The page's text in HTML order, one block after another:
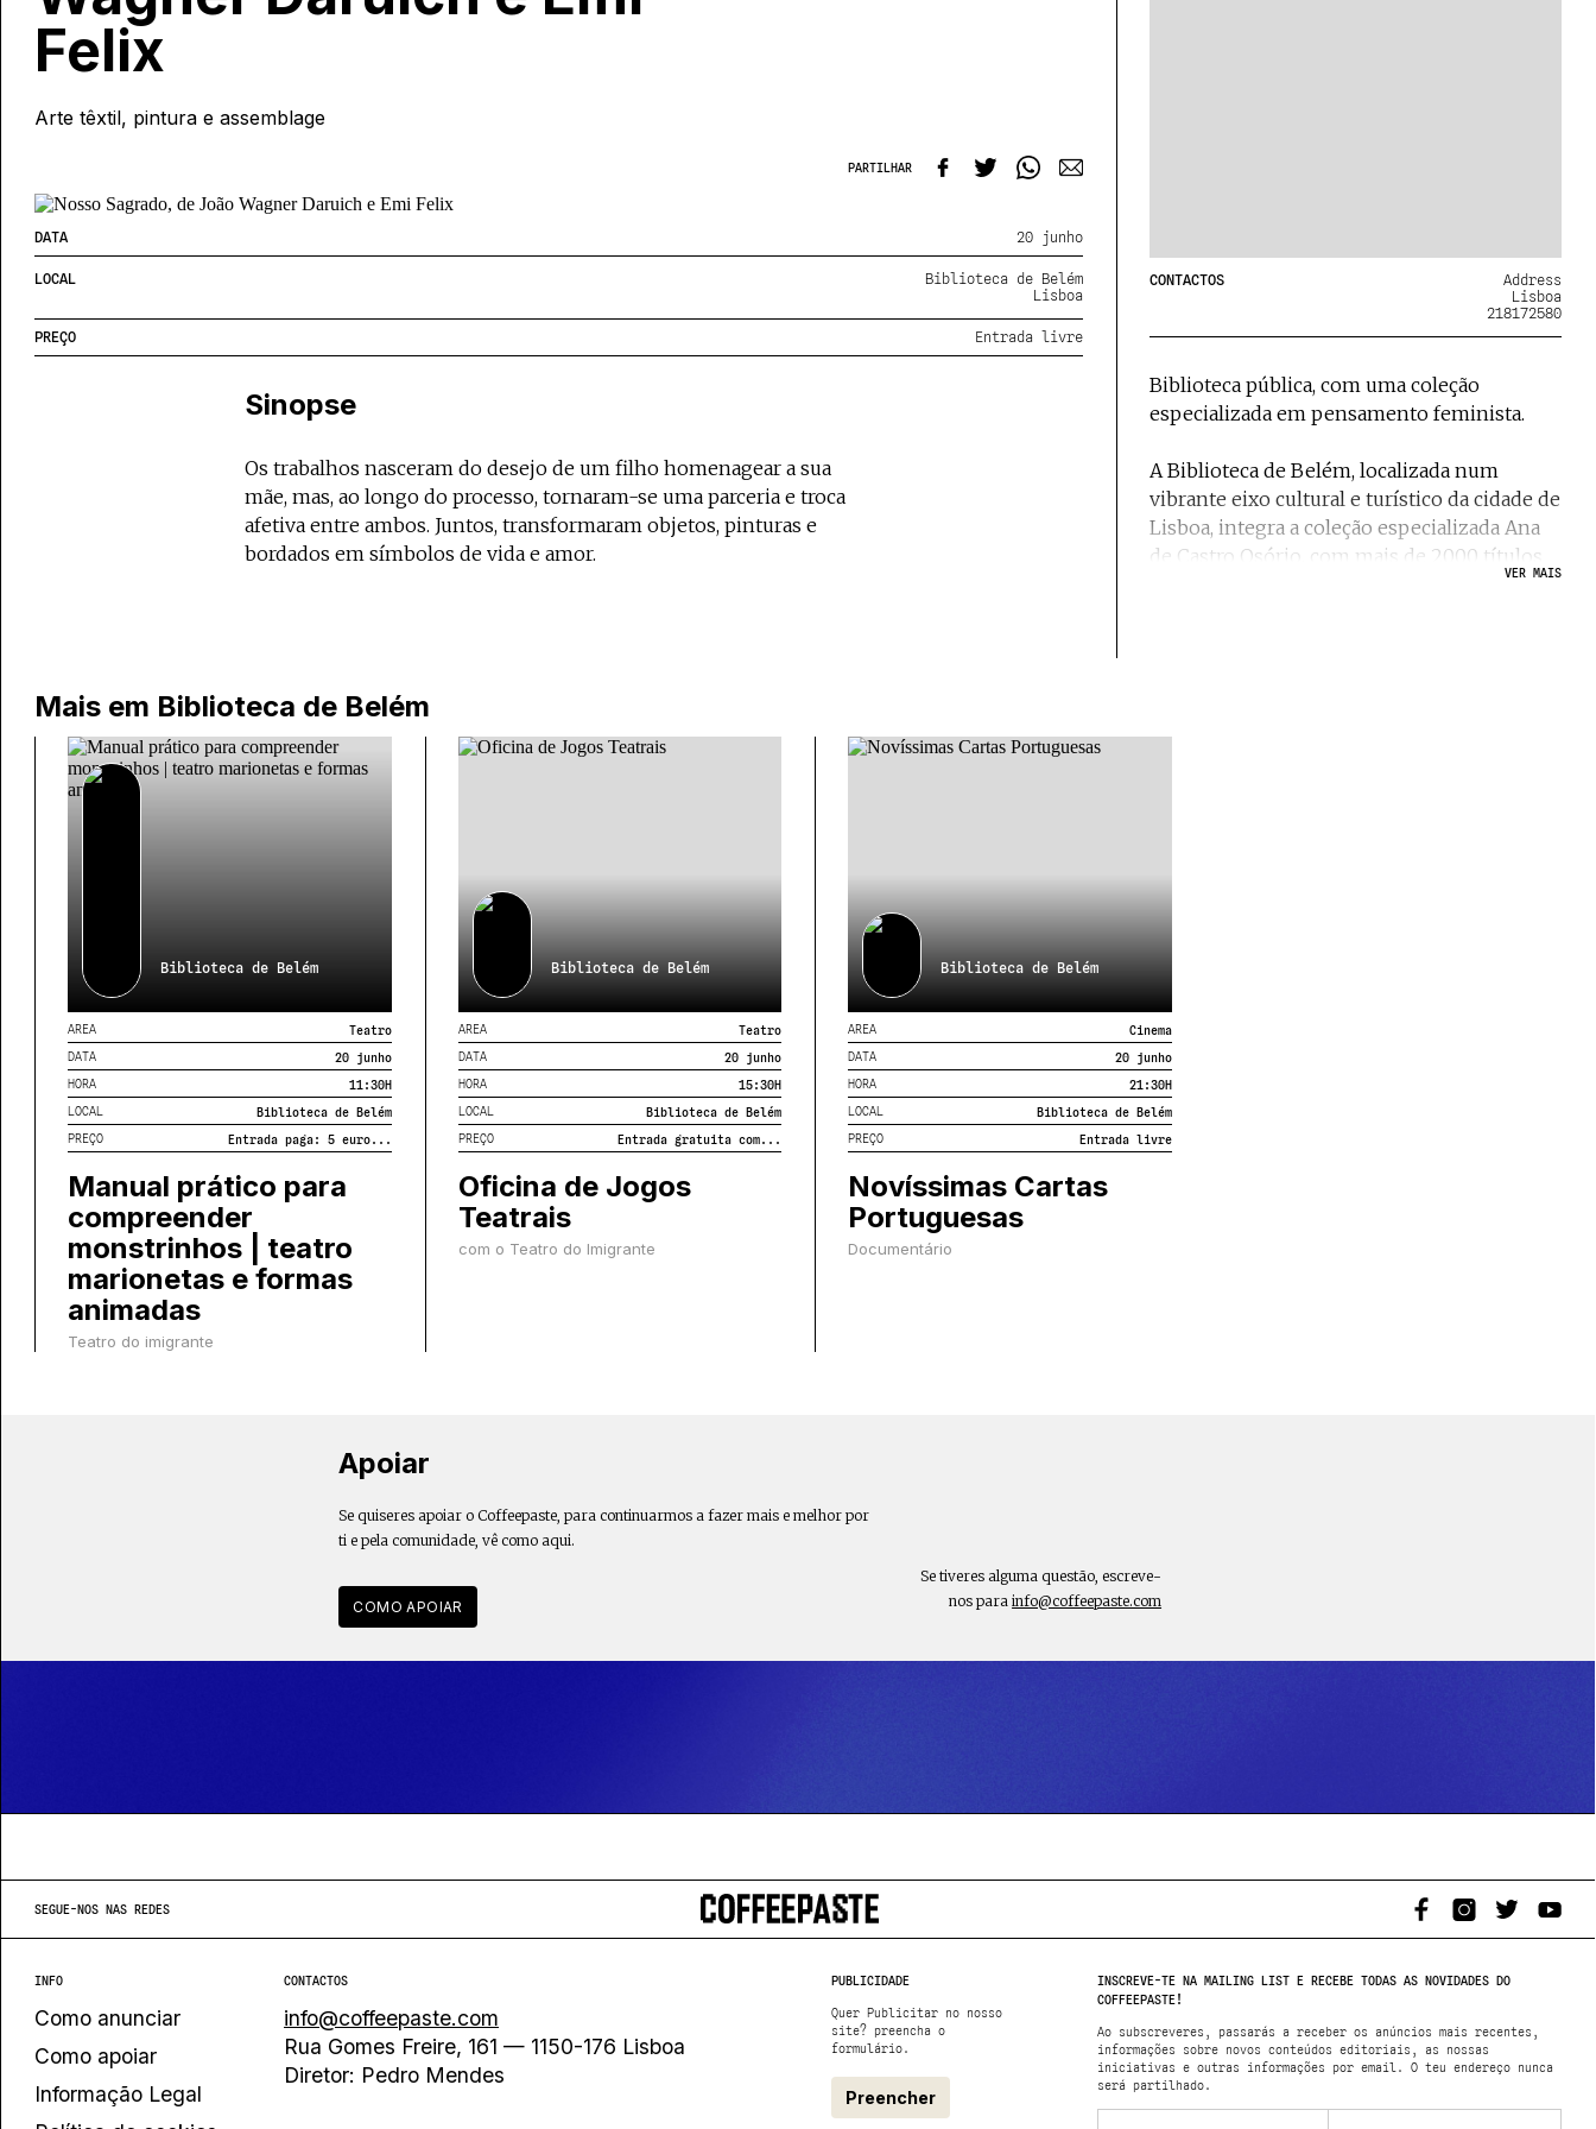
Felix
Arte têxtil, pintura e assemblage
PARTILHAR
DATA 20 junho
LOCAL
Biblioteca de Belém
Lisboa
PREÇO Entrada livre
Sinopse
Os trabalhos nasceram do desejo de um filho homenagear a sua
mãe, mas, ao longo do processo, tornaram-se uma parceria e troca
afetiva entre ambos. Juntos, transformaram objetos, pinturas e
bordados em símbolos de vida e amor.
CONTACTOS
Address
Lisboa
218172580
Biblioteca pública, com uma coleção
especializada em pensamento feminista.
A Biblioteca de Belém, localizada num
vibrante eixo cultural e turístico da cidade de
Lisboa, integra a coleção especializada Ana
de Castro Osório, com mais de 2000 títulos
nossa programação é feita em parceria com
diversas associações e entidades locais,
procurando refletir temas da
contemporaneidade e a vida das
comunidades que nos habitam e nos
constroem.
VER MAIS
Mais em Biblioteca de Belém
Biblioteca de Belém
AREA
Teatro
DATA
20 junho
HORA
11:30H
LOCAL
Biblioteca de Belém
PREÇO
Entrada paga: 5 euro...
Manual prático para
compreender
monstrinhos | teatro
marionetas e formas
animadas
Teatro do imigrante
Biblioteca de Belém
AREA
Teatro
DATA
20 junho
HORA
15:30H
LOCAL
Biblioteca de Belém
PREÇO
Entrada gratuita com...
Oficina de Jogos
Teatrais
com o Teatro do Imigrante
Biblioteca de Belém
AREA
Cinema
DATA
20 junho
HORA
21:30H
LOCAL
Biblioteca de Belém
PREÇO
Entrada livre
Novíssimas Cartas
Portuguesas
Documentário
Apoiar
Se quiseres apoiar o Coffeepaste, para continuarmos a fazer mais e melhor por
ti e pela comunidade, vê como aqui.
COMO APOIAR
Se tiveres alguma questão, escreve-
nos parainfo@coffeepaste.com
SEGUE-NOS NAS REDES
INFO
Como anunciar
Como apoiar
Informação Legal
CONTACTOS
info@coffeepaste.com
Rua Gomes Freire, 161 — 1150-176 Lisboa
Diretor: Pedro Mendes
PUBLICIDADE
Quer Publicitar no nosso
site? preencha o
formulário.
Preencher
INSCREVE-TE NA MAILING LIST E RECEBE TODAS AS NOVIDADES DO
COFFEEPASTE!
Ao subscreveres, passarás a receber os anúncios mais recentes,
informações sobre novos conteúdos editoriais, as nossas
iniciativas e outras informações por email. O teu endereço nunca
será partilhado.